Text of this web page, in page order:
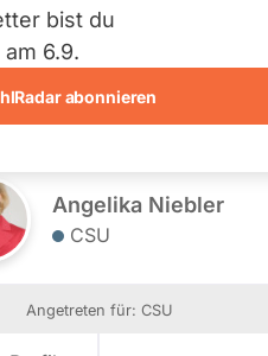
bist du
6.9.
abonnieren
Landesliste Bayern
Angelika Niebler
CSU
Angetreten für: CSU